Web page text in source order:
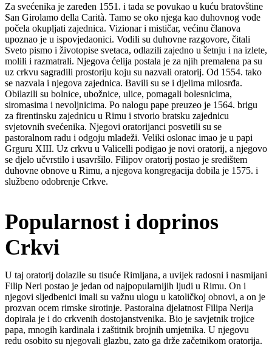
Za svećenika je zaređen 1551. i tada se povukao u kuću bratovštine
San Girolamo della Carità. Tamo se oko njega kao duhovnog vođe
počela okupljati zajednica. Vizionar i mističar, većinu članova
upoznao je u ispovjedaonici. Vodili su duhovne razgovore, čitali
Sveto pismo i životopise svetaca, odlazili zajedno u šetnju i na izlete,
molili i razmatrali. Njegova ćelija postala je za njih premalena pa su
uz crkvu sagradili prostoriju koju su nazvali oratorij. Od 1554. tako
se nazvala i njegova zajednica. Bavili su se i djelima milosrđa.
Obilazili su bolnice, ubožnice, ulice, pomagali bolesnicima,
siromasima i nevoljnicima. Po nalogu pape preuzeo je 1564. brigu
za firentinsku zajednicu u Rimu i stvorio bratsku zajednicu
svjetovnih svećenika. Njegovi oratorijanci posvetili su se
pastoralnom radu i odgoju mladeži. Veliki oslonac imao je u papi
Grguru XIII. Uz crkvu u Valicelli podigao je novi oratorij, a njegovo
se djelo učvrstilo i usavršilo. Filipov oratorij postao je središtem
duhovne obnove u Rimu, a njegova kongregacija dobila je 1575. i
službeno odobrenje Crkve.
Popularnost i doprinos
Crkvi
U taj oratorij dolazile su tisuće Rimljana, a uvijek radosni i nasmijani
Filip Neri postao je jedan od najpopularnijih ljudi u Rimu. On i
njegovi sljedbenici imali su važnu ulogu u katoličkoj obnovi, a on je
prozvan ocem rimske sirotinje. Pastoralna djelatnost Filipa Nerija
dopirala je i do crkvenih dostojanstvenika. Bio je savjetnik trojice
papa, mnogih kardinala i zaštitnik brojnih umjetnika. U njegovu
redu osobito su njegovali glazbu, zato ga drže začetnikom oratorija.